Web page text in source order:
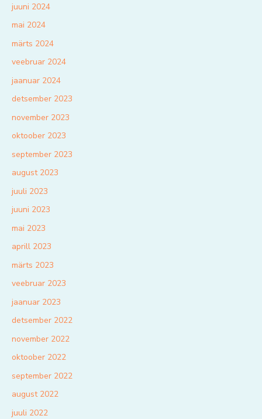
juuni 2024
mai 2024
märts 2024
veebruar 2024
jaanuar 2024
detsember 2023
november 2023
oktoober 2023
september 2023
august 2023
juuli 2023
juuni 2023
mai 2023
aprill 2023
märts 2023
veebruar 2023
jaanuar 2023
detsember 2022
november 2022
oktoober 2022
september 2022
august 2022
juuli 2022